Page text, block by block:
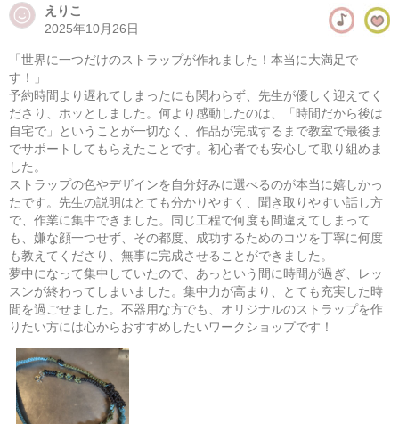
パラコードで作るミニバッグ
08/14(金) 10:00-14:00
東京 （東横線）学芸大学駅から徒歩15分
08/14(金) 11:00-15:00
東京 （東横線）学芸大学駅から徒歩15分
えりこ
2025年10月26日
​「世界に一つだけのストラップが作れました！本当に大満足で
す！」
​予約時間より遅れてしまったにも関わらず、先生が優しく迎えてく
ださり、ホッとしました。何より感動したのは、「時間だから後は
自宅で」ということが一切なく、作品が完成するまで教室で最後ま
でサポートしてもらえたことです。初心者でも安心して取り組めま
した。
ストラップの色やデザインを自分好みに選べるのが本当に嬉しかっ
たです。先生の説明はとても分かりやすく、聞き取りやすい話し方
で、作業に集中できました。同じ工程で何度も間違えてしまって
も、嫌な顔一つせず、その都度、成功するためのコツを丁寧に何度
も教えてくださり、無事に完成させることができました。
夢中になって集中していたので、あっという間に時間が過ぎ、レッ
スンが終わってしまいました。集中力が高まり、とても充実した時
間を過ごせました。不器用な方でも、オリジナルのストラップを作
りたい方には心からおすすめしたいワークショップです！